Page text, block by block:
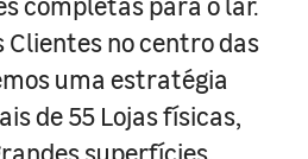
Clientes no centro das
uma estratégia
de 55 Lojas físicas,
superfícies,